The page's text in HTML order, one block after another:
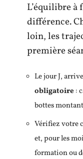
L’équilibre
différence.
loin, les
première
Le jour J,
obligatoire :
bottes
Vérifiez votre
et, pour les
formation ou